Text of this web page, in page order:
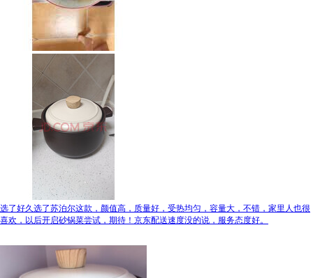
选了好久选了苏泊尔这款，颜值高，质量好，受热均匀，容量大，不错，家里人也很
喜欢，以后开启砂锅菜尝试，期待！京东配送速度没的说，服务态度好。